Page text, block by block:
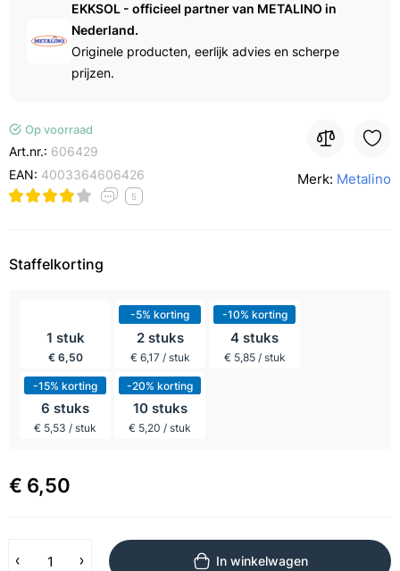
EKKSOL - officieel partner van METALINO in
Nederland.
Originele producten, eerlijk advies en scherpe
prijzen.
Op voorraad
Art.nr.: 606429
EAN: 4003364606426
5
Merk: Metalino
Staffelkorting
1 stuk
€ 6,50
-5% korting
2 stuks
€ 6,17 / stuk
-10% korting
4 stuks
€ 5,85 / stuk
-15% korting
6 stuks
€ 5,53 / stuk
-20% korting
10 stuks
€ 5,20 / stuk
€ 6,50
In winkelwagen